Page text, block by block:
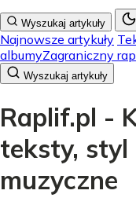
Wyszukaj artykuły
Najnowsze artykuły
albumyZagraniczny rap
Wyszukaj artykuły
Raplif.pl -
teksty, styl
muzyczne